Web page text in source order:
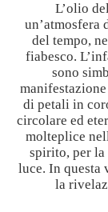
L’olio
un’atmosfera
del tempo,
fiabesco.
sono
di petali in
circolare ed
molteplice
spirito, per
luce. In questa
la